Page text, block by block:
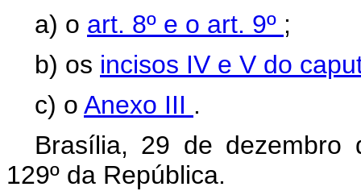
a) o art. 8º e o art. 9º ;
b) os incisos IV e V do
c) o Anexo III .
Brasília, 29 de dezembro
129º da República.